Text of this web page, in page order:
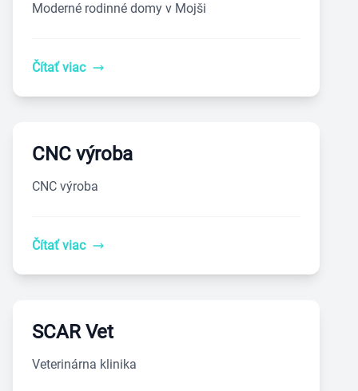
Moderné rodinné domy v Mojši
Čítať viac
CNC výroba
CNC výroba
Čítať viac
SCAR Vet
Veterinárna klinika